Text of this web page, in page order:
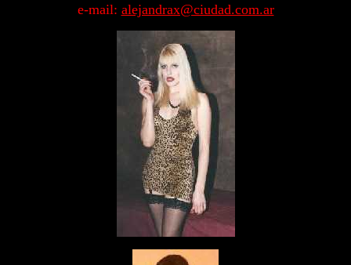
e-mail: alejandrax@ciudad.com.ar